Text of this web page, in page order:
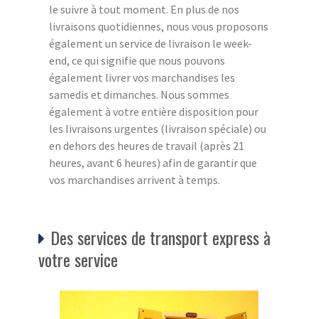
le suivre à tout moment. En plus de nos
livraisons quotidiennes, nous vous proposons
également un service de livraison le week-
end, ce qui signifie que nous pouvons
également livrer vos marchandises les
samedis et dimanches. Nous sommes
également à votre entière disposition pour
les livraisons urgentes (livraison spéciale) ou
en dehors des heures de travail (après 21
heures, avant 6 heures) afin de garantir que
vos marchandises arrivent à temps.
Des services de transport express à
votre service